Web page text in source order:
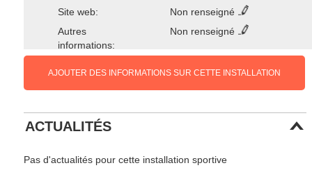
Site web:
Non renseigné
Autres
informations:
Non renseigné
AJOUTER DES INFORMATIONS SUR CETTE INSTALLATION
ACTUALITÉS
Pas d'actualités pour cette installation sportive